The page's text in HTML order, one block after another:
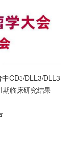
CD3/DLL3/DLL3
期临床研究结果